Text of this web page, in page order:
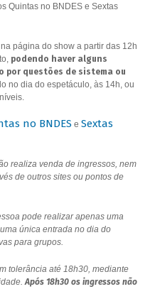
Quintas no BNDES e Sextas
página do show a partir das 12h
podendo haver alguns
por questões de sistema ou
no dia do espetáculo, às 14h, ou
no BNDES e Sextas
realiza venda de ingressos, nem
de outros sites ou pontos de
pode realizar apenas uma
única entrada no dia do
para grupos.
tolerância até 18h30, mediante
Após 18h30 os ingressos não